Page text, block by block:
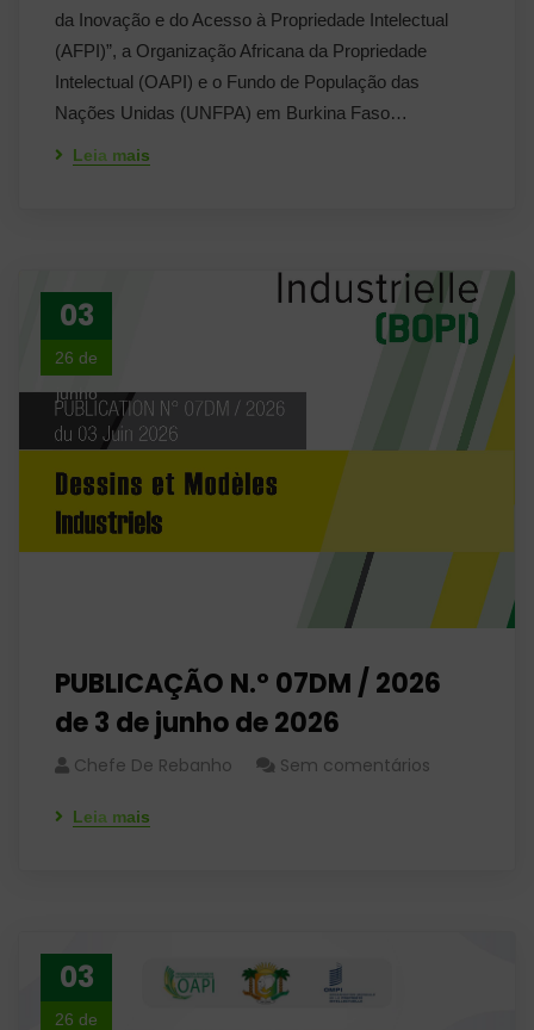
da Inovação e do Acesso à Propriedade Intelectual
(AFPI)”, a Organização Africana da Propriedade
Intelectual (OAPI) e o Fundo de População das
Nações Unidas (UNFPA) em Burkina Faso…
Leia mais
03
26 de
junho
PUBLICAÇÃO N.º 07DM / 2026
de 3 de junho de 2026
Chefe De Rebanho Sem comentários
Leia mais
03
26 de